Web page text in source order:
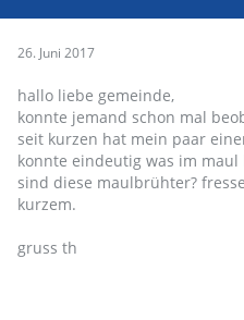
26. Juni 2017
hallo liebe gemeinde,
konnte jemand schon mal
seit kurzen hat mein paar
konnte eindeutig was im
sind diese maulbrühter?
kurzem.
gruss th